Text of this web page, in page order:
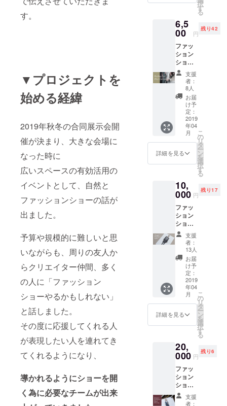
す。
▼プロジェクトを
始める経緯
2019年秋冬の合同展示会開
催が決まり、大きな会場に
なった時に
広いスペースの有効活用の
イベントとして、自然と
ファッションショーの話が
出ました。
予算や規模的に難しいと思
いながらも、周りの友人か
らクリエイター仲間、多く
の人に「ファッション
ショーやるかもしれない」
と話しました。
その度に応援してくれる人
が表現したい人を連れてき
てくれるようになり、
導かれるようにショーを開
く為に必要なチームが出来
します 択
す
る
6,5
00 円
残り42
ファッ
ション
ショー
へのご
招待
+トート
バッグ
+ステッ
カー ＊
トート
バッグ
の刺繍
のカ
ラーは
オプ
ション
ます。
支援
者：
8人
お届
け予
定：
2019
年04
月
詳細を見る
こ
の
リ
タ
ー
ン
を
選
択
す
る
10,
000 円
残り17
ファッ
ション
ショー
へのご
招待
+トート
バッグ
+ステッ
カー
+デザイ
ン画レ
プリカ
(紙枠)
＊トー
トバッ
グの刺
ラーは
オプ
ション
で選べ
ます。
支援
者：
13人
お届
け予
定：
2019
年04
月
詳細を見る
こ
の
リ
タ
ー
ン
を
選
択
す
る
20,
000 円
残り6
ファッ
ション
ショー
へのご
招待支援
者：